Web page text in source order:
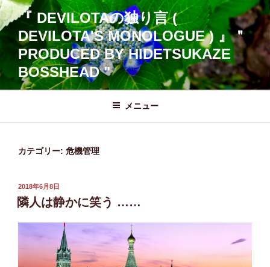
コ
ン
テ
ン
へ
ス
ッ
『 DEVILOTAの独り言 (
DEVILOTA'S MONOLOGUE ) 』＂
PRODUCED BY HIDETSUKAZE
BOSSHEAD "
メニュー
カテゴリー: 危機管理
投
稿
日:
2018年6月8日
隣人は静かに笑う ……